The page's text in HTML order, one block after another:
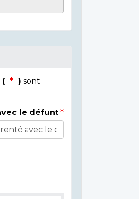
( ) sont
le défunt